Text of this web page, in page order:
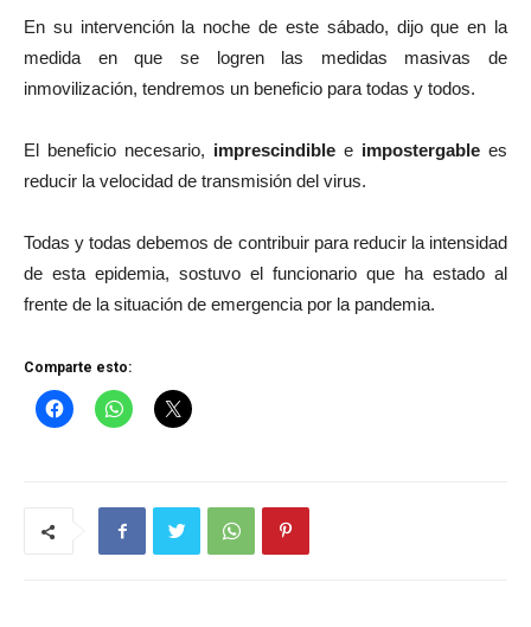
En su intervención la noche de este sábado, dijo que en la
medida en que se logren las medidas masivas de
inmovilización, tendremos un beneficio para todas y todos.
El beneficio necesario, imprescindible e impostergable es
reducir la velocidad de transmisión del virus.
Todas y todas debemos de contribuir para reducir la intensidad
de esta epidemia, sostuvo el funcionario que ha estado al
frente de la situación de emergencia por la pandemia.
Comparte esto: